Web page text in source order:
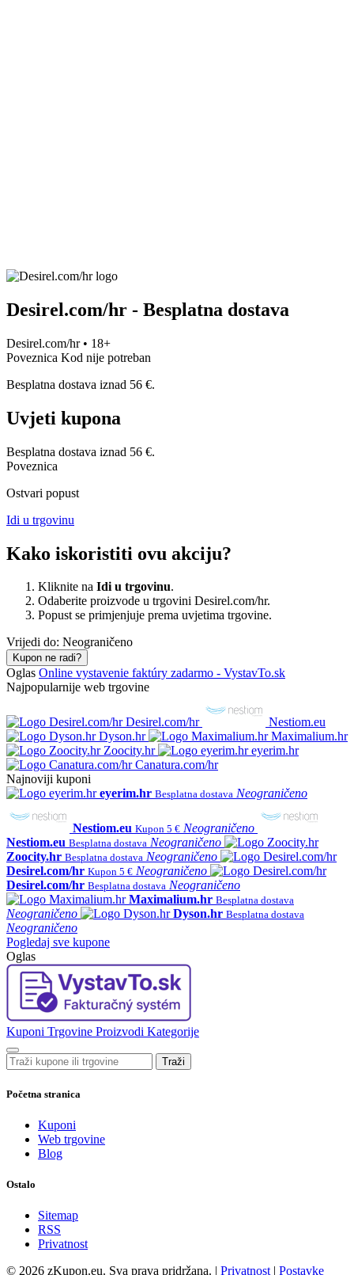
Desirel.com/hr - Besplatna dostava
Desirel.com/hr • 18+
Poveznica Kod nije potreban
Besplatna dostava iznad 56 €.
Uvjeti kupona
Besplatna dostava iznad 56 €.
Poveznica
Ostvari popust
Idi u trgovinu
Kako iskoristiti ovu akciju?
Kliknite na Idi u trgovinu.
Odaberite proizvode u trgovini Desirel.com/hr.
Popust se primjenjuje prema uvjetima trgovine.
Vrijedi do: Neograničeno
Kupon ne radi?
Oglas Online vystavenie faktúry zadarmo - VystavTo.sk
Najpopularnije web trgovine
Desirel.com/hr
Nestiom.eu
Dyson.hr
Maximalium.hr
Zoocity.hr
eyerim.hr
Canatura.com/hr
Najnoviji kuponi
eyerim.hr Besplatna dostava Neograničeno
Nestiom.eu Kupon 5 € Neograničeno
Nestiom.eu Besplatna dostava Neograničeno
Zoocity.hr Besplatna dostava Neograničeno
Desirel.com/hr Kupon 5 € Neograničeno
Desirel.com/hr Besplatna dostava Neograničeno
Maximalium.hr Besplatna dostava
Neograničeno Dyson.hr Besplatna dostava
Neograničeno
Pogledaj sve kupone
Oglas
Kuponi Trgovine Proizvodi Kategorije
Traži
Početna stranica
Kuponi
Web trgovine
Blog
Ostalo
Sitemap
RSS
Privatnost
© 2026 zKupon.eu. Sva prava pridržana. | Privatnost | Postavke